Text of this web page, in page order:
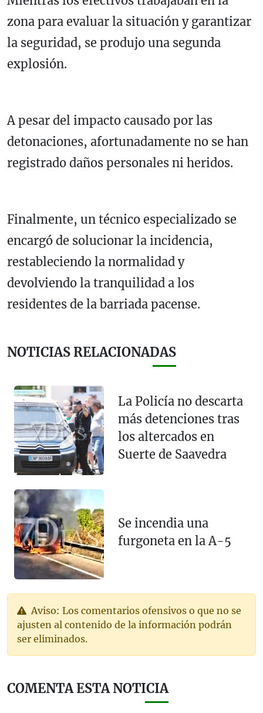
zona para evaluar la situación y garantizar
la seguridad, se produjo una segunda
explosión.
A pesar del impacto causado por las
detonaciones, afortunadamente no se han
registrado daños personales ni heridos.
Finalmente, un técnico especializado se
encargó de solucionar la incidencia,
restableciendo la normalidad y
devolviendo la tranquilidad a los
residentes de la barriada pacense.
NOTICIAS RELACIONADAS
La Policía no descarta
más detenciones tras
los altercados en
Suerte de Saavedra
Se incendia una
furgoneta en la A-5
Aviso: Los comentarios ofensivos o que no se
ajusten al contenido de la información podrán
ser eliminados.
COMENTA ESTA NOTICIA